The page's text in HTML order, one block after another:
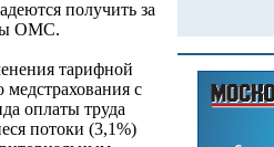
получить за
ОМС.
тарифной
медстрахования с
оплаты труда
потоки (3,1%)